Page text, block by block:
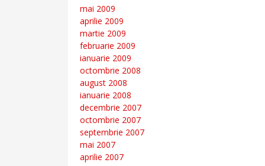
mai 2009
aprilie 2009
martie 2009
februarie 2009
ianuarie 2009
octombrie 2008
august 2008
ianuarie 2008
decembrie 2007
octombrie 2007
septembrie 2007
mai 2007
aprilie 2007